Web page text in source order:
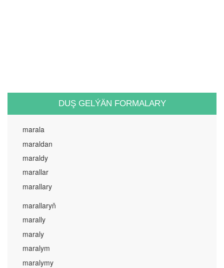
DUŞ GELÝÄN FORMALARY
marala
maraldan
maraldy
marallar
marallary
marallaryň
marally
maraly
maralym
maralymy